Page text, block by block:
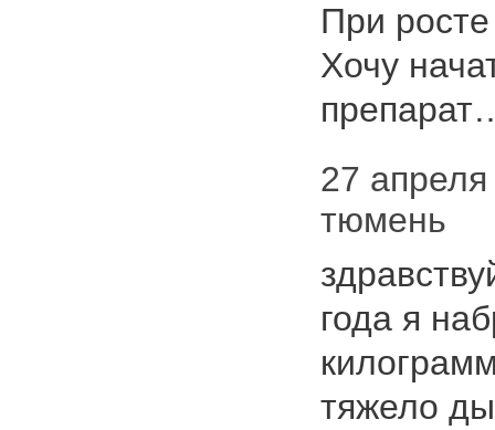
При
Хочу
27
тюмень
года я
тяжело